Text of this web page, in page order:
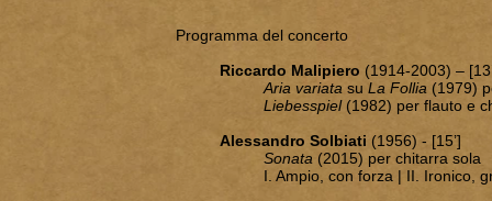
Programma del concerto
Riccardo Malipiero (1914-2003) –
Aria variata su La Follia (1979)
Liebesspiel(1982) per flauto e
Alessandro Solbiati (1956) - [15’]
Sonata (2015) per chitarra sola
I. Ampio, con forza | II. Ironico,